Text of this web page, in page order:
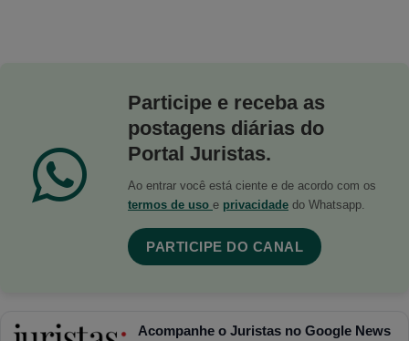
Participe e receba as
postagens diárias do
Portal Juristas.
Ao entrar você está ciente e de acordo com os
termos de uso e privacidade do Whatsapp.
PARTICIPE DO CANAL
Acompanhe o Juristas no Google News